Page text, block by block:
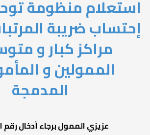
استعلام منظومة
إحتساب ضريبة
مراكز كبار و
الممولين و
المدمجة
عزيزي الممول برجاء أدخال